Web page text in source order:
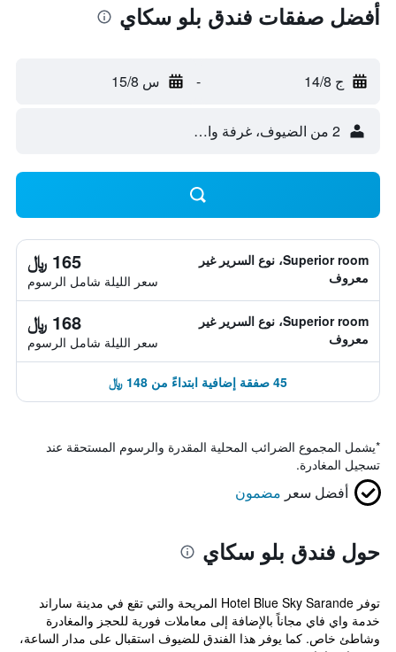
أفضل صفقات فندق بلو سكاي
ج 14/8 - س 15/8
2 من الضيوف، غرفة واحدة
Superior room، نوع السرير غير
معروف
165 ﷼
سعر الليلة شامل الرسوم
Superior room، نوع السرير غير
معروف
168 ﷼
سعر الليلة شامل الرسوم
45 صفقة إضافية ابتداءً من 148 ﷼
*يشمل المجموع الضرائب المحلية المقدرة والرسوم المستحقة عند
تسجيل المغادرة.
أفضل سعر مضمون
حول فندق بلو سكاي
توفر Hotel Blue Sky Sarande المريحة والتي تقع في مدينة ساراند
خدمة واي فاي مجاناً بالإضافة إلى معاملات فورية للحجز والمغادرة
وشاطئ خاص. كما يوفر هذا الفندق للضيوف استقبال على مدار الساعة،